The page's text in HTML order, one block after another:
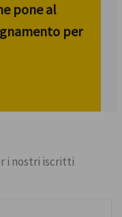
pone al
per
i nostri iscritti